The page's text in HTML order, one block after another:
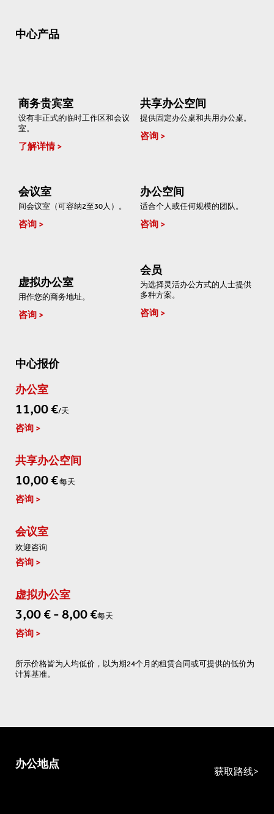
中心产品
商务贵宾室
设有非正式的临时工作区和会议
室。
了解详情
共享办公空间
提供固定办公桌和共用办公桌。
咨询
会议室
间会议室（可容纳2至30人）。
咨询
办公空间
适合个人或任何规模的团队。
咨询
虚拟办公室
用作您的商务地址。
咨询
会员
为选择灵活办公方式的人士提供
多种方案。
咨询
中心报价
办公室
11,00 €/天
咨询
共享办公空间
10,00 €每天
咨询
会议室
欢迎咨询
咨询
虚拟办公室
3,00 € - 8,00 €每天
咨询
所示价格皆为人均低价，以为期24个月的租赁合同或可提供的低价为
计算基准。
办公地点
获取路线